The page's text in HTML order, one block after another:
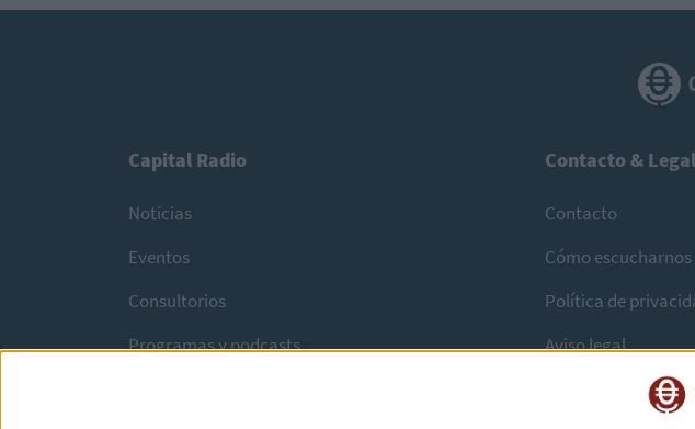
Capital Radio
Noticias
Eventos
Consultorios
Programas y podcasts
Contacto & Legal
Contacto
Cómo escucharnos
Política de
Aviso legal